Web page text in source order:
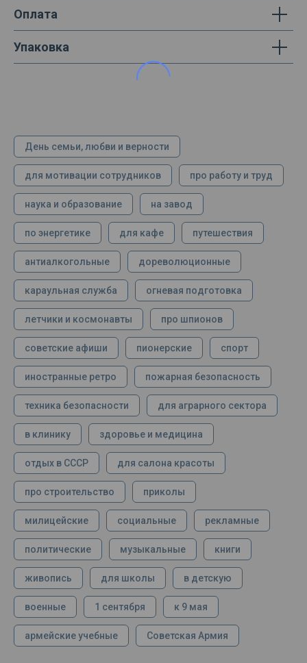
Оплата
Упаковка
День семьи, любви и верности
для мотивации сотрудников про работу и труд
наука и образование на завод
по энергетике для кафе путешествия
антиалкогольные дореволюционные
караульная служба огневая подготовка
летчики и космонавты про шпионов
советские афиши пионерские спорт
иностранные ретро пожарная безопасность
техника безопасности для аграрного сектора
в клинику здоровье и медицина
отдых в СССР для салона красоты
про строительство приколы
милицейские социальные рекламные
политические музыкальные книги
живопись для школы в детскую
военные 1 сентября к 9 мая
армейские учебные Советская Армия